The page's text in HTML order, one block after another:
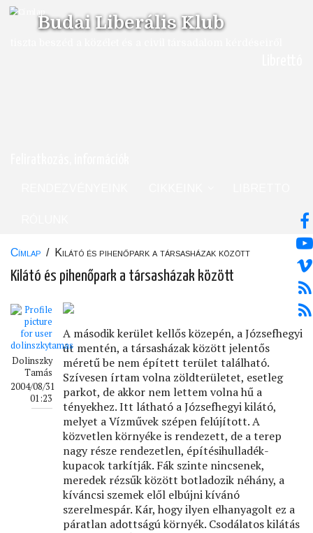
Ugrás
tartalomra
Budai Liberális Klub
Címlap / Kilátó és pihenőpark a társasházak között
Kilátó és pihenőpark a társasházak között
Dolinszky
Tamás
2004/08/31
01:23
A második kerület kellős közepén, a Józsefhegyi
út mentén, a társasházak között jelentős
méretű be nem épített terület található.
Szívesen írtam volna zöldterületet, esetleg
parkot, de akkor nem lettem volna hű a
tényekhez. Itt látható a Józsefhegyi kilátó,
melyet a Vízművek szépen felújított. A
közvetlen környéke is rendezett, de a terep
nagy része rendezetlen, építésihulladék-
kupacok tarkítják. Fák szinte nincsenek,
meredek rézsűk között botladozik néhány, a
kíváncsi szemek elől elbújni kívánó
szerelmespár. Kár, hogy ilyen elhanyagolt ez a
páratlan adottságú környék. Csodálatos kilátás